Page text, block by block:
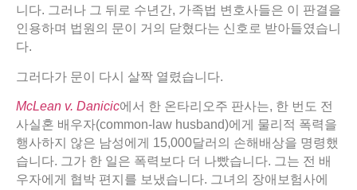
니다. 그러나 그 뒤로 수년간, 가족법 변호사들은 이 판결을
인용하며 법원의 문이 거의 닫혔다는 신호로 받아들였습니
다.
그러다가 문이 다시 살짝 열렸습니다.
McLean v. Danicic에서 한 온타리오주 판사는, 한 번도 전
사실혼 배우자(common-law husband)에게 물리적 폭력을
행사하지 않은 남성에게 15,000달러의 손해배상을 명령했
습니다. 그가 한 일은 폭력보다 더 나빴습니다. 그는 전 배
우자에게 협박 편지를 보냈습니다. 그녀의 장애보험사에